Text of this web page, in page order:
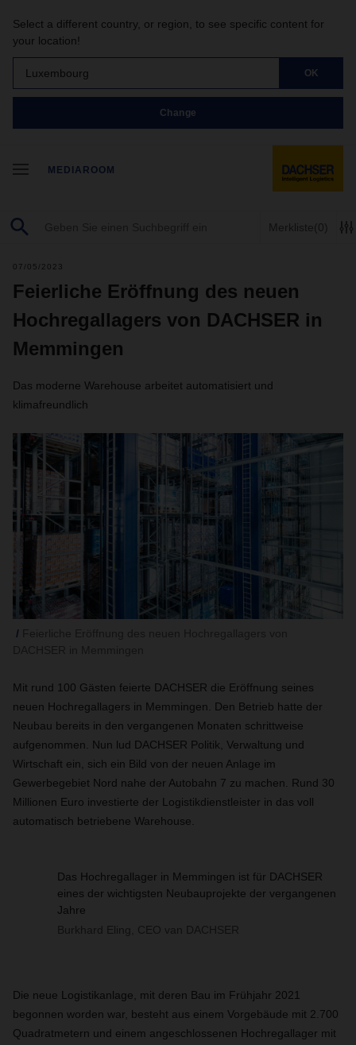
Select a different country, or region, to see specific content for
your location!
Luxembourg OK
Change
MEDIAROOM
Merkliste(0)
07/05/2023
Feierliche Eröffnung des neuen
Hochregallagers von DACHSER in
Memmingen
Das moderne Warehouse arbeitet automatisiert und
klimafreundlich
Mit rund 100 Gästen feierte DACHSER die Eröffnung seines
neuen Hochregallagers in Memmingen. Den Betrieb hatte der
Neubau bereits in den vergangenen Monaten schrittweise
aufgenommen. Nun lud DACHSER Politik, Verwaltung und
Wirtschaft ein, sich ein Bild von der neuen Anlage im
Gewerbegebiet Nord nahe der Autobahn 7 zu machen. Rund 30
Millionen Euro investierte der Logistikdienstleister in das voll
automatisch betriebene Warehouse.
Das Hochregallager in Memmingen ist für DACHSER
eines der wichtigsten Neubauprojekte der vergangenen
Jahre
Burkhard Eling, CEO van DACHSER
Die neue Logistikanlage, mit deren Bau im Frühjahr 2021
begonnen worden war, besteht aus einem Vorgebäude mit 2.700
Quadratmetern und einem angeschlossenen Hochregallager mit